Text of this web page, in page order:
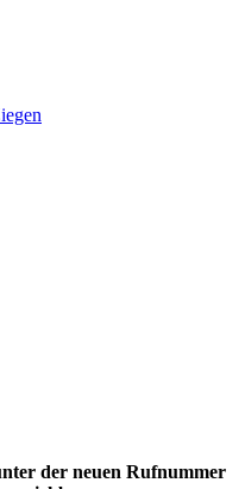
der neuen Rufnummer